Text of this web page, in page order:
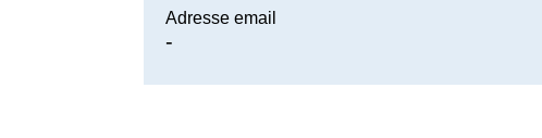
Adresse email
-